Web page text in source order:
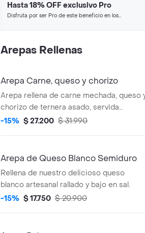
Hasta 18% OFF exclusivo Pro
Disfruta por ser Pro de este beneficio en los
Arepas Rellenas
Arepa Carne, queso y chorizo
Arepa rellena de carne mechada, queso
chorizo de ternera asado, servida
caliente. Ideal para disfrutar en cualquier
-15% $ 27.200 $ 31.990
Arepa de Queso Blanco Semiduro
Rellena de nuestro delicioso queso
blanco artesanal rallado y bajo en sal.
-15% $ 17.750 $ 20.900